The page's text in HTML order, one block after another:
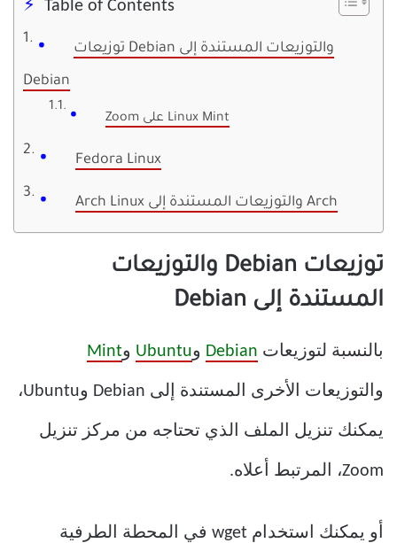
Table of Contents
توزيعات Debian والتوزيعات المستندة إلى
Debian
Zoom على Linux Mint
Fedora Linux
Arch Linux والتوزيعات المستندة إلى Arch
توزيعات Debian والتوزيعات
المستندة إلى Debian
بالنسبة لتوزيعات Debian وUbuntu وMint
والتوزيعات الأخرى المستندة إلى Debian وUbuntu،
يمكنك تنزيل الملف الذي تحتاجه من مركز تنزيل
Zoom، المرتبط أعلاه.
أو يمكنك استخدام wget في المحطة الطرفية